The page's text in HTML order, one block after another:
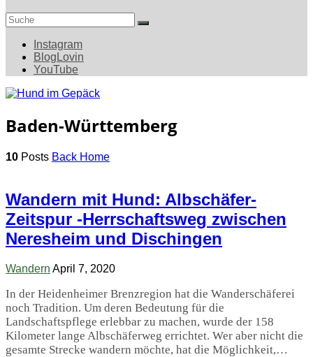
Search
Instagram
BlogLovin
YouTube
Baden-Württemberg
10 Posts Back Home
Wandern mit Hund: Albschäfer-
Zeitspur -Herrschaftsweg zwischen
Neresheim und Dischingen
Wandern April 7, 2020
In der Heidenheimer Brenzregion hat die Wanderschäferei
noch Tradition. Um deren Bedeutung für die
Landschaftspflege erlebbar zu machen, wurde der 158
Kilometer lange Albschäferweg errichtet. Wer aber nicht die
gesamte Strecke wandern möchte, hat die Möglichkeit,…